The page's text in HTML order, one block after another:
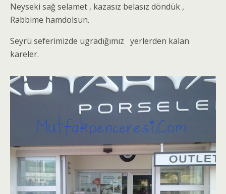
Neyseki sağ selamet , kazasız belasız döndük ,
Rabbime hamdolsun.
Seyrü seferimizde ugradığımız yerlerden kalan
kareler.